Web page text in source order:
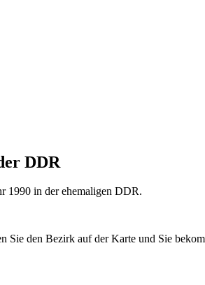
DDR
1990 in der ehemaligen DDR.
den Bezirk auf der Karte und Sie